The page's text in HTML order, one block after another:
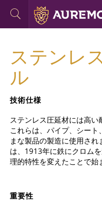
ステンレ
ル
技術仕様
ステンレス圧延材には高い
これらは、パイプ、シー
まな製品の製造に使用さ
は、1913年に鉄にクロム
理的特性を変えたことで始
重要性